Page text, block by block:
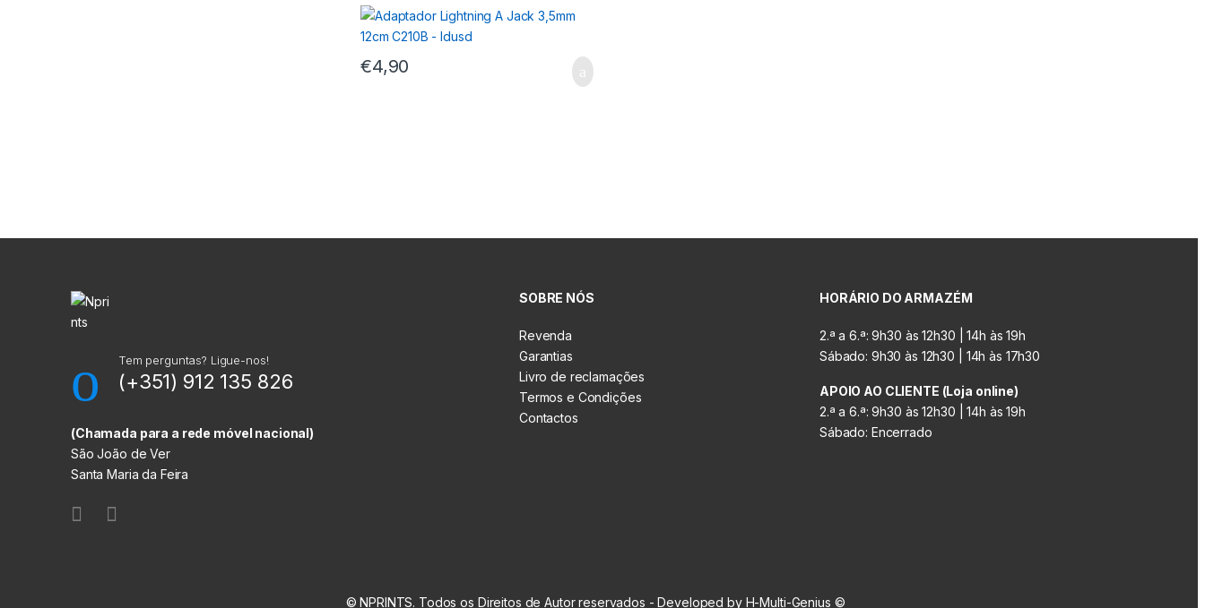
€4,90
Tem perguntas? Ligue-nos!
(+351) 912 135 826
(Chamada para a rede móvel nacional)
São João de Ver
Santa Maria da Feira
SOBRE NÓS
Revenda
Garantias
Livro de reclamações
Termos e Condições
Contactos
HORÁRIO DO ARMAZÉM
2.ª a 6.ª: 9h30 às 12h30 | 14h às 19h
Sábado: 9h30 às 12h30 | 14h às 17h30
APOIO AO CLIENTE (Loja online)
2.ª a 6.ª: 9h30 às 12h30 | 14h às 19h
Sábado: Encerrado
© NPRINTS. Todos os Direitos de Autor reservados - Developed by H-Multi-Genius ©